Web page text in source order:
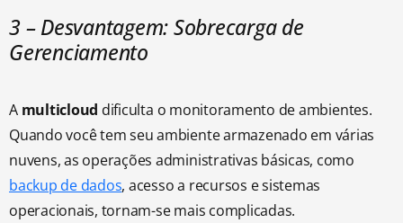
3 – Desvantagem: Sobrecarga de
Gerenciamento
A multicloud dificulta o monitoramento de ambientes.
Quando você tem seu ambiente armazenado em várias
nuvens, as operações administrativas básicas, como
backup de dados, acesso a recursos e sistemas
operacionais, tornam-se mais complicadas.